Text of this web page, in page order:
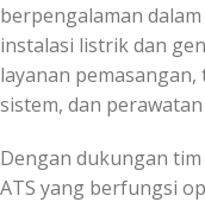
berpengalaman
instalasi listrik dan
layanan
sistem, dan
Dengan dukungan
ATS yang berfungsi